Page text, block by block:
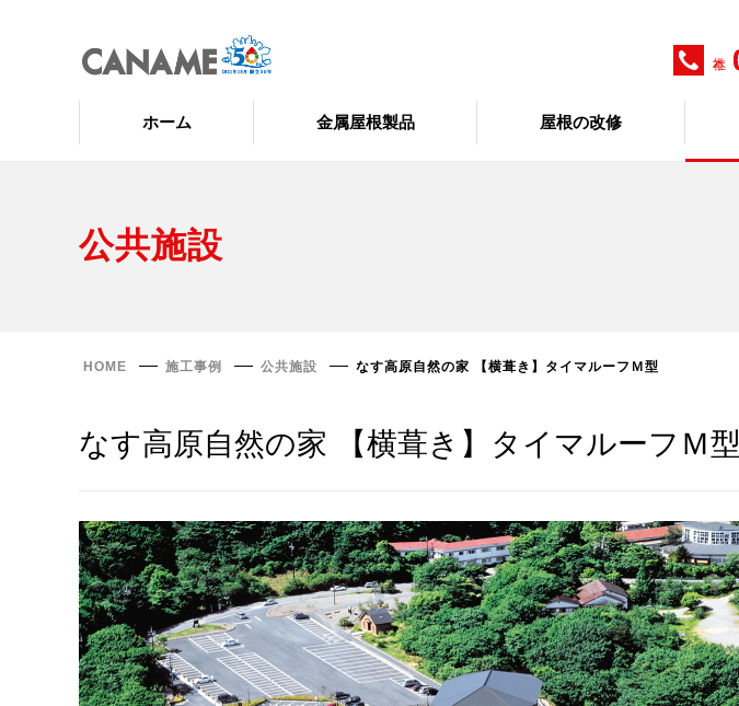
ホーム 金属屋根製品 屋根の改修
公共施設
HOME 施工事例 公共施設 なす高原自然の家 【横葺き】タイマルーフＭ型
なす高原自然の家 【横葺き】タイマルーフＭ型